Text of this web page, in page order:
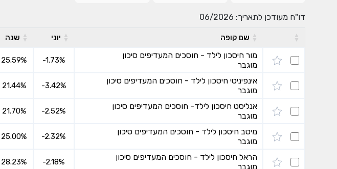
דו"ח מעודכן לתאריך: 06/2026
שם קופה יוני שנה
מור חיסכון לילד - חוסכים המעדיפים סיכון
מוגבר
-1.73%
25.59%
אינפיניטי חיסכון לילד - חוסכים המעדיפים סיכון
מוגבר
-3.42%
21.44%
אנליסט חיסכון לילד- חוסכים המעדיפים סיכון
מוגבר
-2.52%
21.70%
מיטב חיסכון לילד - חוסכים המעדיפים סיכון
מוגבר
-2.32%
25.00%
הראל חיסכון לילד - חוסכים המעדיפים סיכון
מוגבר
-2.18%
28.23%
מאיתנו או מצדדים